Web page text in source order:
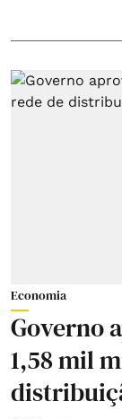
Economia
Governo
1,58 mil